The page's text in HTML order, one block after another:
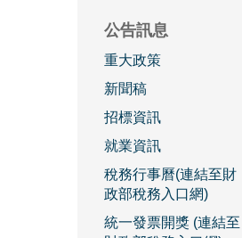
公告訊息
重大政策
新聞稿
招標資訊
就業資訊
稅務行事曆(連結至財
政部稅務入口網)
統一發票開獎 (連結至